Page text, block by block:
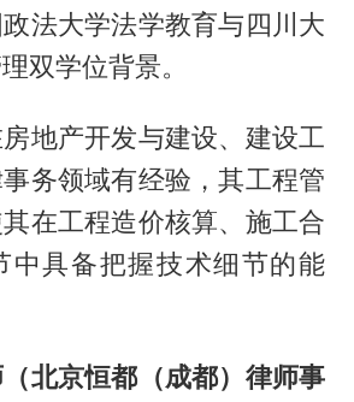
法大学法学教育与四川大
双学位背景。
地产开发与建设、建设工
务领域有经验，其工程管
在工程造价核算、施工合
中具备把握技术细节的能
北京恒都（成都）律师事